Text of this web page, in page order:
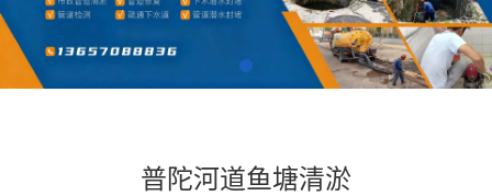
普陀河道鱼塘清淤